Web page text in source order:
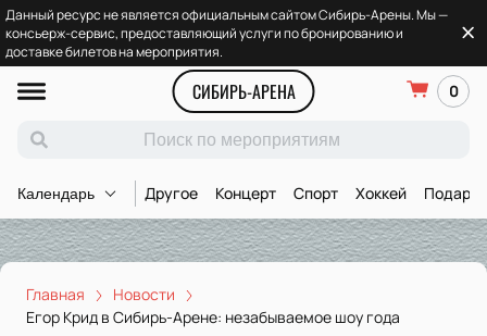
Данный ресурс не является официальным сайтом Сибирь-Арены. Мы —
консьерж-сервис, предоставляющий услуги по бронированию и
доставке билетов на мероприятия.
СИБИРЬ-АРЕНА 0
Календарь Другое Концерт Спорт Хоккей
Главная
Новости
Егор Крид в Сибирь-Арене: незабываемое шоу года